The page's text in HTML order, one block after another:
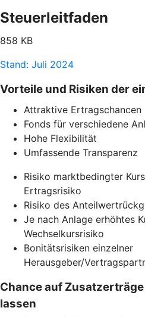
Steuerleitfaden
858 KB
Stand: Juli 2024
Vorteile und Risiken der
Attraktive Ertragschancen
Fonds für verschiedene
Hohe Flexibilität
Umfassende Transparenz
Risiko marktbedingter
Ertragsrisiko
Risiko des
Je nach Anlage erhöhtes
Wechselkursrisiko
Bonitätsrisiken einzelner
Herausgeber/
Chance auf
lassen